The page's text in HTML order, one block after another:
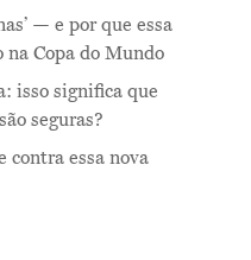
— e por que essa
Copa do Mundo
isso significa que
seguras?
contra essa nova